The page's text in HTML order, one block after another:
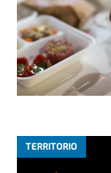
TERRITORIO